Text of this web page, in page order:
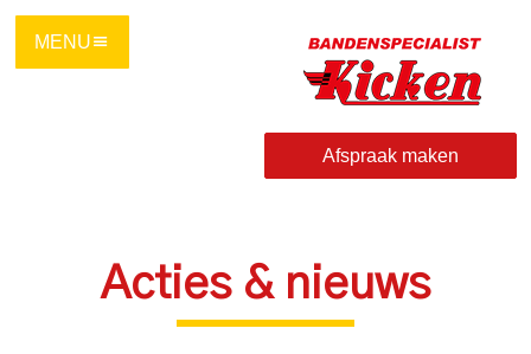
Ga
direct
naar
Afspraak maken
Acties & nieuws